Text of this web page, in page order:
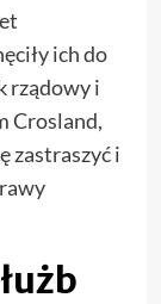
ich do
rządowy i
Crosland,
zastraszyć i